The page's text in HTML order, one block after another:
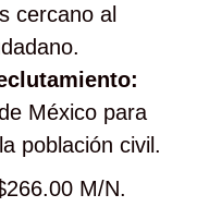
cercano al
México para
población civil.
M/N.